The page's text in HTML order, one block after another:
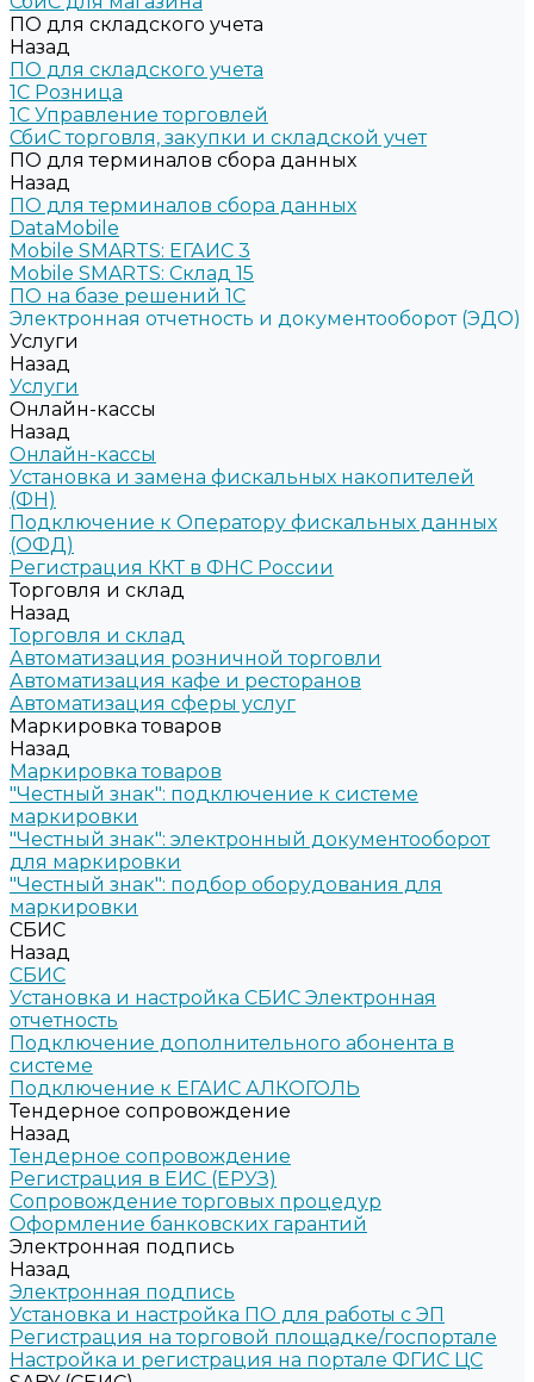
ПО для складского учета
Назад
ПО для складского учета
1C Розница
1С Управление торговлей
СбиС торговля, закупки и складской учет
ПО для терминалов сбора данных
Назад
ПО для терминалов сбора данных
DataMobile
Mobile SMARTS: ЕГАИС 3
Mobile SMARTS: Склад 15
ПО на базе решений 1С
Электронная отчетность и документооборот (ЭДО)
Услуги
Назад
Услуги
Онлайн-кассы
Назад
Онлайн-кассы
Установка и замена фискальных накопителей
(ФН)
Подключение к Оператору фискальных данных
(ОФД)
Регистрация ККТ в ФНС России
Торговля и склад
Назад
Торговля и склад
Автоматизация розничной торговли
Автоматизация кафе и ресторанов
Автоматизация сферы услуг
Маркировка товаров
Назад
Маркировка товаров
"Честный знак": подключение к системе
маркировки
"Честный знак": электронный документооборот
для маркировки
"Честный знак": подбор оборудования для
маркировки
СБИС
Назад
СБИС
Установка и настройка СБИС Электронная
отчетность
Подключение дополнительного абонента в
системе
Подключение к ЕГАИС АЛКОГОЛЬ
Тендерное сопровождение
Назад
Тендерное сопровождение
Регистрация в ЕИС (ЕРУЗ)
Сопровождение торговых процедур
Оформление банковских гарантий
Электронная подпись
Назад
Электронная подпись
Установка и настройка ПО для работы с ЭП
Регистрация на торговой площадке/госпортале
Настройка и регистрация на портале ФГИС ЦС